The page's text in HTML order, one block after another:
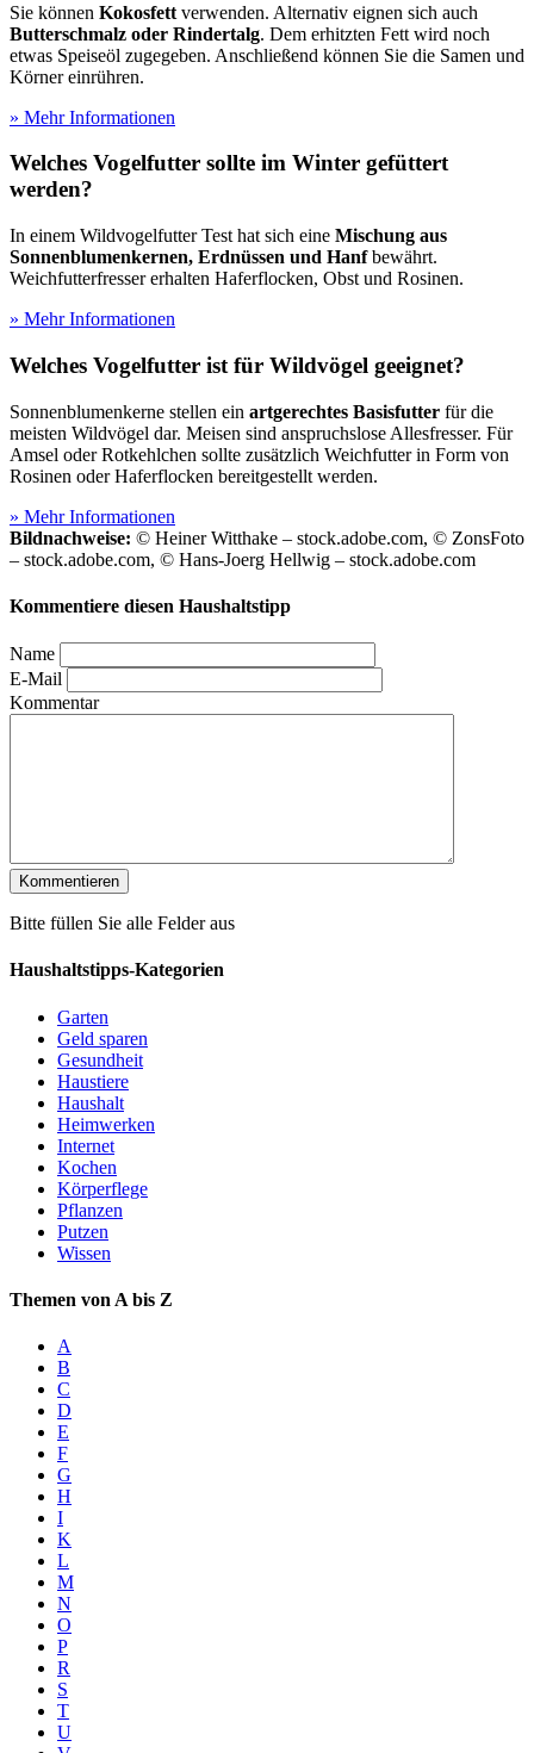
Sie können Kokosfett verwenden. Alternativ eignen sich auch
Butterschmalz oder Rindertalg. Dem erhitzten Fett wird noch
etwas Speiseöl zugegeben. Anschließend können Sie die Samen und
Körner einrühren.
» Mehr Informationen
Welches Vogelfutter sollte im Winter gefüttert
werden?
In einem Wildvogelfutter Test hat sich eine Mischung aus
Sonnenblumenkernen, Erdnüssen und Hanfbewährt.
Weichfutterfresser erhalten Haferflocken, Obst und Rosinen.
» Mehr Informationen
Welches Vogelfutter ist für Wildvögel geeignet?
Sonnenblumenkerne stellen ein artgerechtes Basisfutter für die
meisten Wildvögel dar. Meisen sind anspruchslose Allesfresser. Für
Amsel oder Rotkehlchen sollte zusätzlich Weichfutter in Form von
Rosinen oder Haferflocken bereitgestellt werden.
» Mehr Informationen
Bildnachweise: © Heiner Witthake – stock.adobe.com, © ZonsFoto
– stock.adobe.com, © Hans-Joerg Hellwig – stock.adobe.com
Kommentiere diesen Haushaltstipp
Name
E-Mail
Kommentar
Bitte füllen Sie alle Felder aus
Haushaltstipps-Kategorien
Garten
Geld sparen
Gesundheit
Haustiere
Haushalt
Heimwerken
Internet
Kochen
Körperflege
Pflanzen
Putzen
Wissen
Themen von A bis Z
A
B
C
D
E
F
G
H
I
K
L
M
N
O
P
R
S
T
U